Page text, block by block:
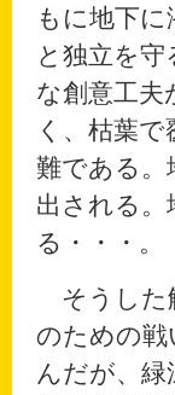
もに地下
と独立を
な創意工夫
く、枯葉
難である。
出される
る・・・。
そうした
のための戦
んだが、